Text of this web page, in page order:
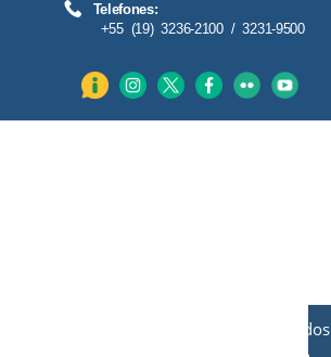
Telefones:
+55 (19) 3236-2100 / 3231-9500
O TRT-15 utiliza cookies, armazenados